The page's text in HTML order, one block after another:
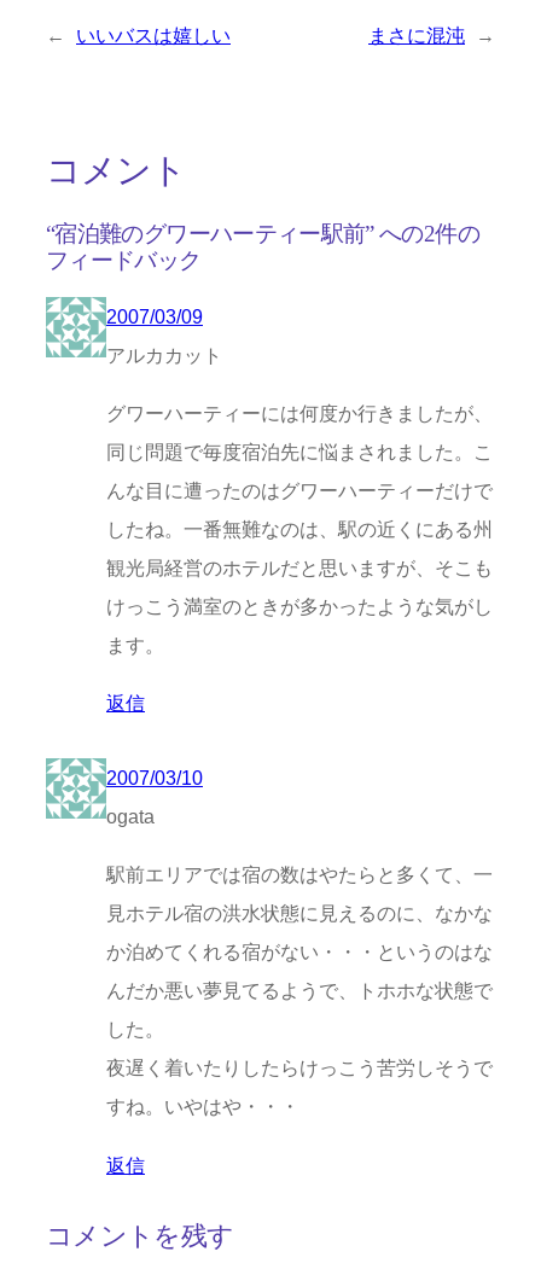
← いいバスは嬉しい まさに混沌 →
コメント
“宿泊難のグワーハーティー駅前” への2件の
フィードバック
2007/03/09
アルカカット
グワーハーティーには何度か行きましたが、
同じ問題で毎度宿泊先に悩まされました。こ
んな目に遭ったのはグワーハーティーだけで
したね。一番無難なのは、駅の近くにある州
観光局経営のホテルだと思いますが、そこも
けっこう満室のときが多かったような気がし
ます。
返信
2007/03/10
ogata
駅前エリアでは宿の数はやたらと多くて、一
見ホテル宿の洪水状態に見えるのに、なかな
か泊めてくれる宿がない・・・というのはな
んだか悪い夢見てるようで、トホホな状態で
した。
夜遅く着いたりしたらけっこう苦労しそうで
すね。いやはや・・・
返信
コメントを残す